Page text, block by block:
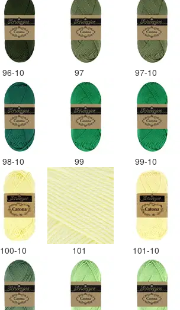
96-10 97 97-10
98-10 99 99-10
100-10 101 101-10